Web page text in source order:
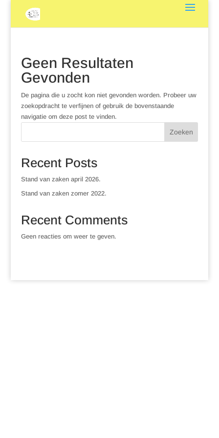
Geen Resultaten
Gevonden
De pagina die u zocht kon niet gevonden worden. Probeer uw
zoekopdracht te verfijnen of gebruik de bovenstaande
navigatie om deze post te vinden.
Zoeken
Recent Posts
Stand van zaken april 2026.
Stand van zaken zomer 2022.
Recent Comments
Geen reacties om weer te geven.